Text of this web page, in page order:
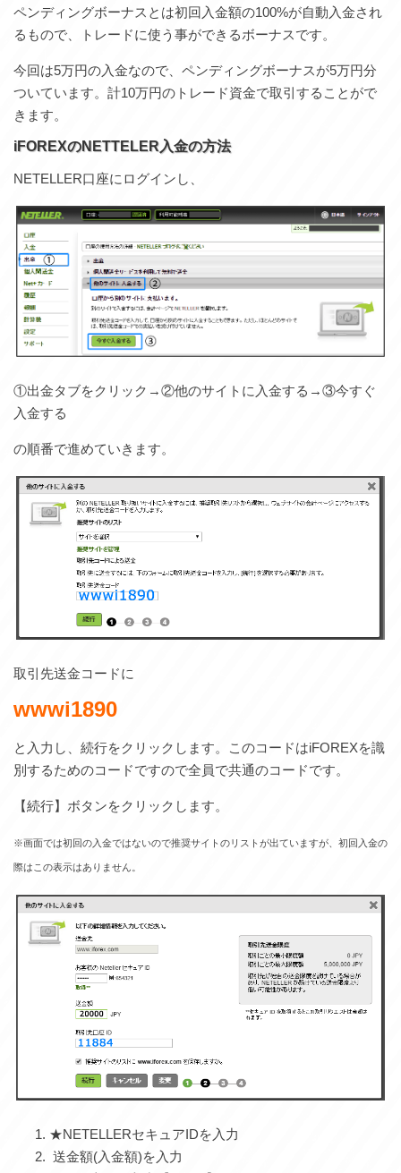
ペンディングボーナスとは初回入金額の100%が自動入金され
るもので、トレードに使う事ができるボーナスです。
今回は5万円の入金なので、ペンディングボーナスが5万円分
ついています。計10万円のトレード資金で取引することがで
きます。
iFOREXのNETTELER入金の方法
NETELLER口座にログインし、
①出金タブをクリック→②他のサイトに入金する→③今すぐ
入金する
の順番で進めていきます。
取引先送金コードに
wwwi1890
と入力し、続行をクリックします。このコードはiFOREXを識
別するためのコードですので全員で共通のコードです。
【続行】ボタンをクリックします。
※画面では初回の入金ではないので推奨サイトのリストが出ていますが、初回入金の
際はこの表示はありません。
★NETELLERセキュアIDを入力
送金額(入金額)を入力